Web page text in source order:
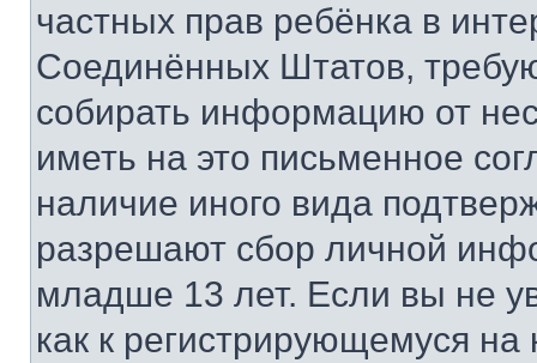
частных прав ребёнка в
Соединённых Штатов,
собирать информацию от
иметь на это письменное
наличие иного вида
разрешают сбор личной
младше 13 лет. Если вы не
как к регистрирующемуся